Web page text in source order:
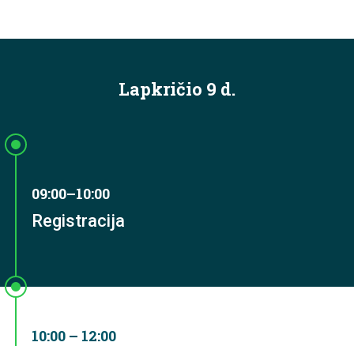
Lapkričio 9 d.
09:00–10:00
Registracija
10:00 – 12:00